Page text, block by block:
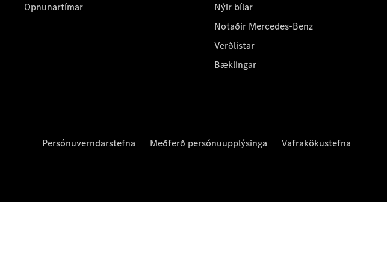
Opnunartímar
Nýir bílar
Notaðir Mercedes-Benz
Verðlistar
Bæklingar
Persónuverndarstefna Meðferð persónuupplýsinga Vafrakökustefna